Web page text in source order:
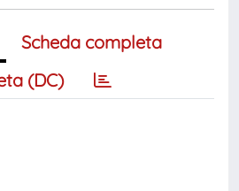
Scheda completa
(DC)